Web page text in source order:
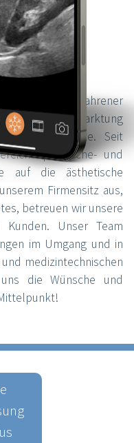
bei
ist Ihr erfahrener
und Vermarktung
Produkte. Seit
plastische- und
auf die ästhetische
Firmensitz aus,
betreuen wir unsere
Kunden. Unser Team
im Umgang und in
medizintechnischen
die Wünsche und